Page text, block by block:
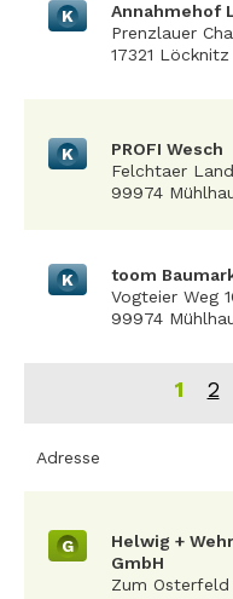
K
Annahmehof
Prenzlauer
17321 Löcknitz
K
PROFI Wesch
Felchtaer
99974
K
toom
Vogteier Weg
99974
1 2
Adresse
G
Helwig +
GmbH
Zum Osterfeld